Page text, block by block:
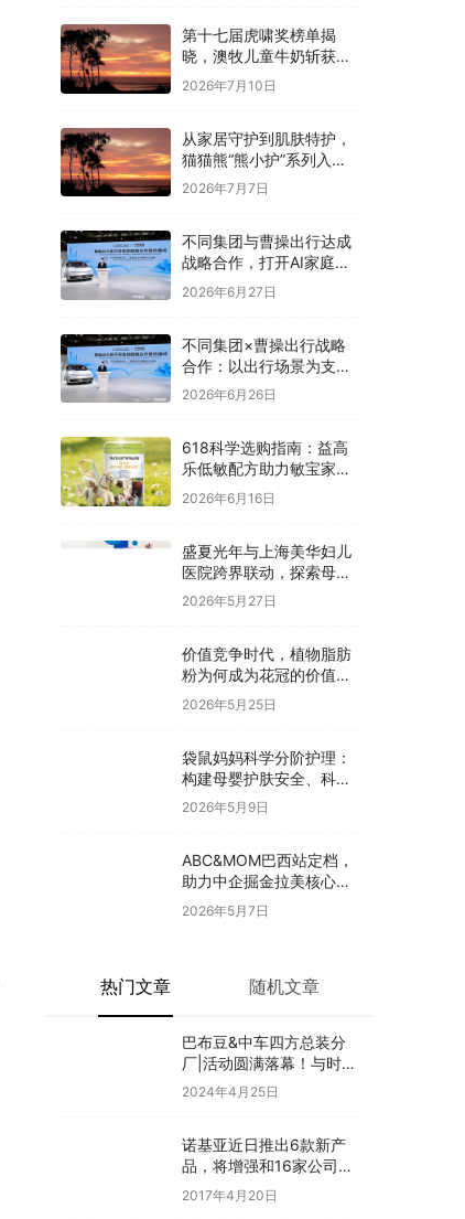
第十七届虎啸奖榜单揭
晓，澳牧儿童牛奶斩获母
婴亲子类优秀奖
2026年7月10日
从家居守护到肌肤特护，
猫猫熊“熊小护”系列入局
婴童敏肌洗护赛道
2026年7月7日
不同集团与曹操出行达成
战略合作，打开AI家庭生
态的想象空间
2026年6月27日
不同集团×曹操出行战略
合作：以出行场景为支
点，赋能家庭AI生态升级
2026年6月26日
618科学选购指南：益高
乐低敏配方助力敏宝家庭
科学囤货
2026年6月16日
盛夏光年与上海美华妇儿
医院跨界联动，探索母婴
护理价值新模式
2026年5月27日
价值竞争时代，植物脂肪
粉为何成为花冠的价值抓
手？
2026年5月25日
袋鼠妈妈科学分阶护理：
构建母婴护肤安全、科
学、有效新体系
2026年5月9日
ABC&MOM巴西站定档，
助力中企掘金拉美核心市
场
2026年5月7日
热门文章 随机文章
巴布豆&中车四方总装分
厂|活动圆满落幕！与时代
同行·见证新生
2024年4月25日
诺基亚近日推出6款新产
品，将增强和16家公司合
作，VR领域发力明显
2017年4月20日